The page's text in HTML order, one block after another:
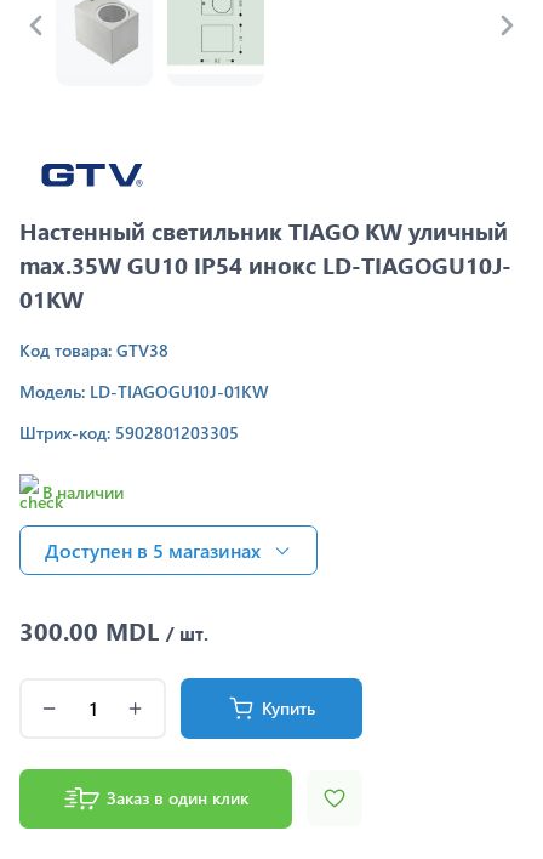
Настенный светильник TIAGO KW уличный
max.35W GU10 IP54 инокс LD-TIAGOGU10J-
01KW
Код товара: GTV38
Модель: LD-TIAGOGU10J-01KW
Штрих-код: 5902801203305
В наличии
Доступен в 5 магазинах
300.00 MDL / шт.
Купить
Заказ в один клик